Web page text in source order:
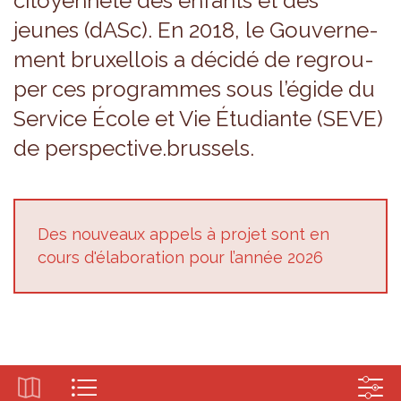
jeunes (dASc). En 2018, le Gou­ver­ne­
ment bruxel­lois a décidé de regrou­
per ces pro­grammes sous l’égide du
Ser­vice École et Vie Étu­diante (SEVE)
de pers­pec­tive.brus­sels.
Des nou­veaux appels à pro­jet sont en
cours d'éla­bo­ra­tion pour l’an­née 2026